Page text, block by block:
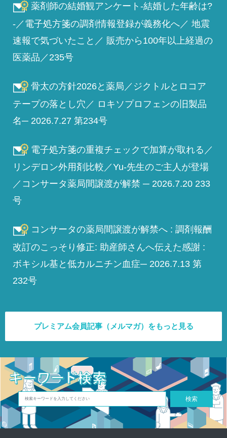
薬剤師の結婚観アンケート-結婚した年齢は?
-／電子処方箋の調剤情報登録が義務化へ／ 地震
速報で気づいたこと／ 販売から100年以上経過の
医薬品／235号
骨太の方針2026と薬局／ジクトルとロコア
テープの落とし穴／ ロキソプロフェンの旧製品
名─ 2026.7.27 第234号
電子処方箋の重複チェックで加算が取れる／
リンデロン外用剤比較／Yu-先生のご主人が登場
／コンサータ薬局間譲渡が解禁 ─ 2026.7.20 233
号
コンサータの薬局間譲渡が解禁へ : 調剤報酬
改訂のこっそり修正: 助産師さんへ伝えた感謝 :
ボキシル基と低カルニチン血症─ 2026.7.13 第
232号
プレミアム会員記事（メルマガ）をもっと見る
検索